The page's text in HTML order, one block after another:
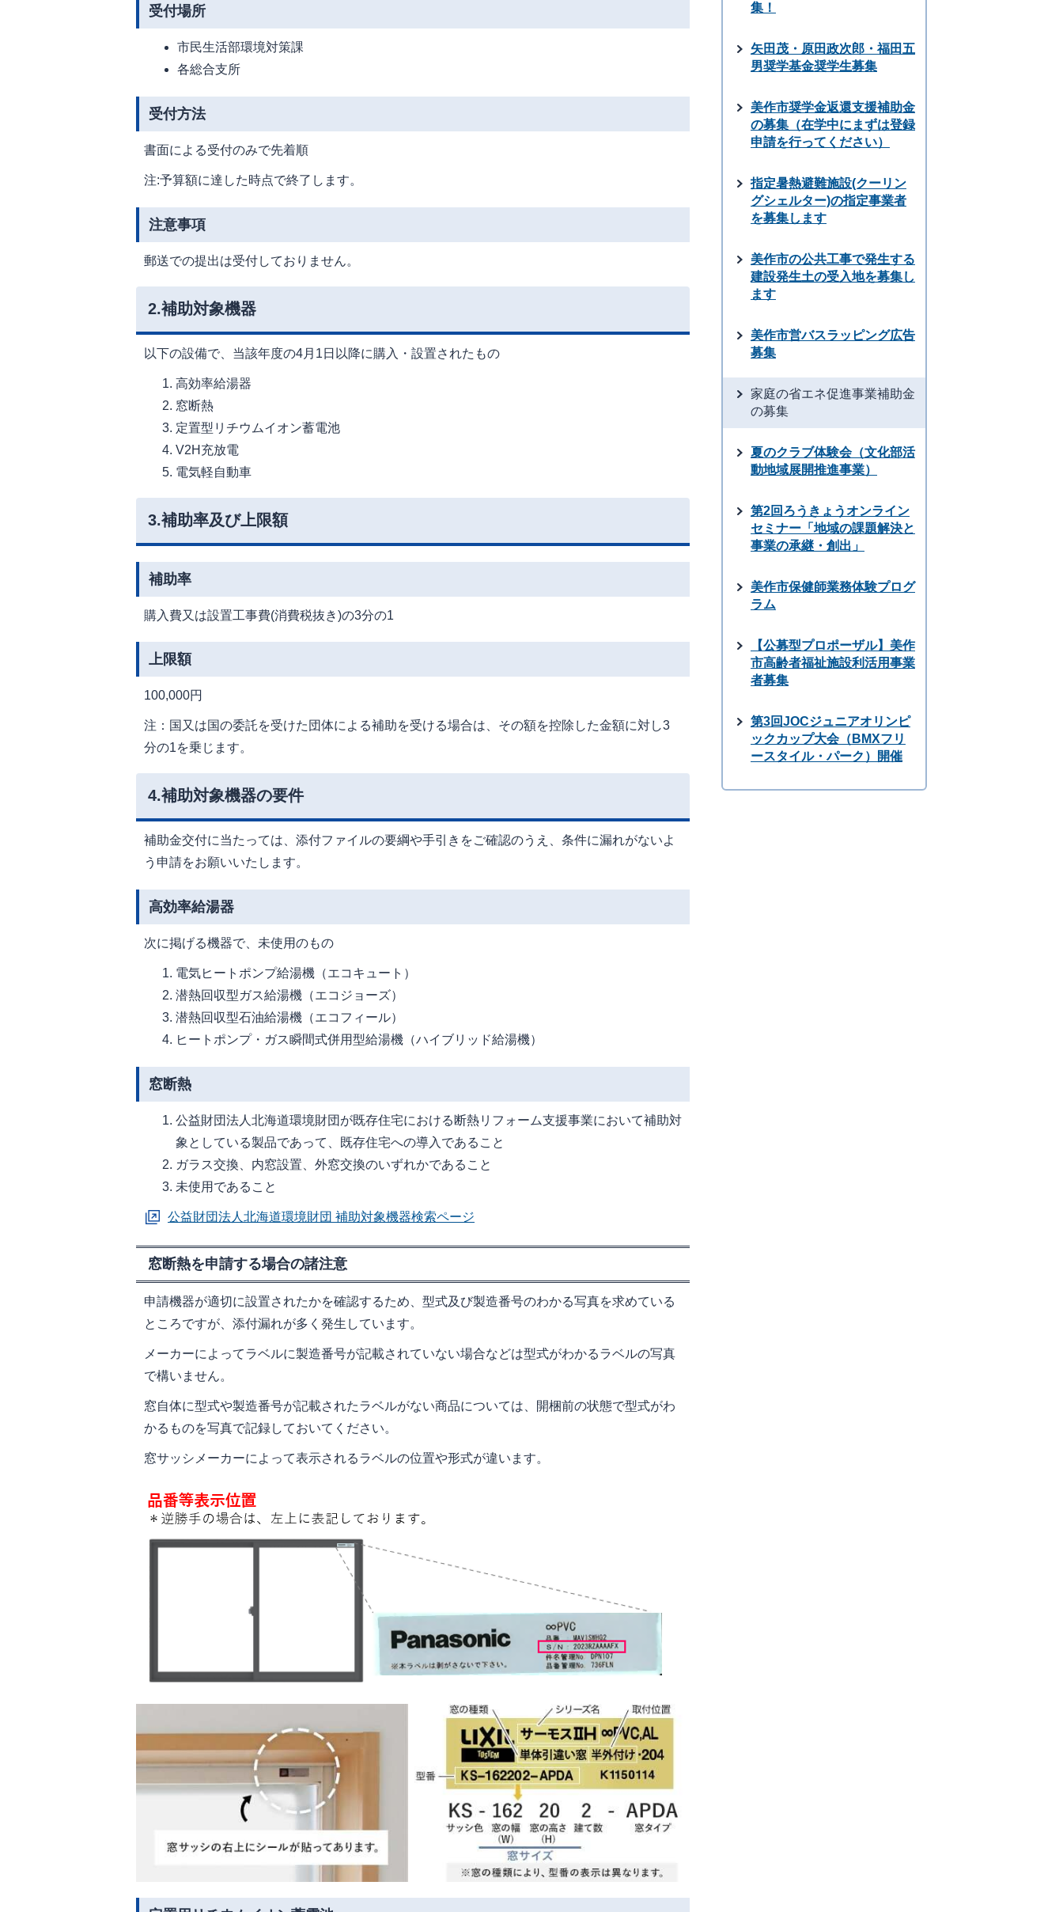
受付場所
市民生活部環境対策課
各総合支所
受付方法
書面による受付のみで先着順
注:予算額に達した時点で終了します。
注意事項
郵送での提出は受付しておりません。
2.補助対象機器
以下の設備で、当該年度の4月1日以降に購入・設置されたもの
高効率給湯器
窓断熱
定置型リチウムイオン蓄電池
V2H充放電
電気軽自動車
3.補助率及び上限額
補助率
購入費又は設置工事費(消費税抜き)の3分の1
上限額
100,000円
注：国又は国の委託を受けた団体による補助を受ける場合は、その額を控除した金額に対し3
分の1を乗じます。
4.補助対象機器の要件
補助金交付に当たっては、添付ファイルの要綱や手引きをご確認のうえ、条件に漏れがないよ
う申請をお願いいたします。
高効率給湯器
次に掲げる機器で、未使用のもの
電気ヒートポンプ給湯機（エコキュート）
潜熱回収型ガス給湯機（エコジョーズ）
潜熱回収型石油給湯機（エコフィール）
ヒートポンプ・ガス瞬間式併用型給湯機（ハイブリッド給湯機）
窓断熱
公益財団法人北海道環境財団が既存住宅における断熱リフォーム支援事業において補助対
象としている製品であって、既存住宅への導入であること
ガラス交換、内窓設置、外窓交換のいずれかであること
未使用であること
公益財団法人北海道環境財団 補助対象機器検索ページ
窓断熱を申請する場合の諸注意
申請機器が適切に設置されたかを確認するため、型式及び製造番号のわかる写真を求めている
ところですが、添付漏れが多く発生しています。
メーカーによってラベルに製造番号が記載されていない場合などは型式がわかるラベルの写真
で構いません。
窓自体に型式や製造番号が記載されたラベルがない商品については、開梱前の状態で型式がわ
かるものを写真で記録しておいてください。
窓サッシメーカーによって表示されるラベルの位置や形式が違います。
集！
矢田茂・原田政次郎・福田五
男奨学基金奨学生募集
美作市奨学金返還支援補助金
の募集（在学中にまずは登録
申請を行ってください）
指定暑熱避難施設(クーリン
グシェルター)の指定事業者
を募集します
美作市の公共工事で発生する
建設発生土の受入地を募集し
ます
美作市営バスラッピング広告
募集
家庭の省エネ促進事業補助金
の募集
夏のクラブ体験会（文化部活
動地域展開推進事業）
第2回ろうきょうオンライン
セミナー「地域の課題解決と
事業の承継・創出」
美作市保健師業務体験プログ
ラム
【公募型プロポーザル】美作
市高齢者福祉施設利活用事業
者募集
第3回JOCジュニアオリンピ
ックカップ大会（BMXフリ
ースタイル・パーク）開催